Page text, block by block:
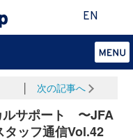
EN
次の記事へ
ルサポート 〜JFA
タッフ通信Vol.42